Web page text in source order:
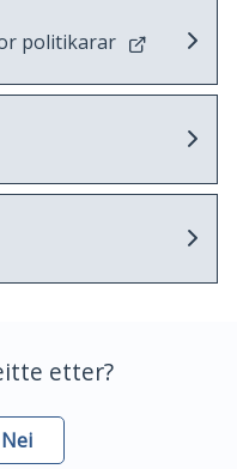
politikarar
etter?
Nei